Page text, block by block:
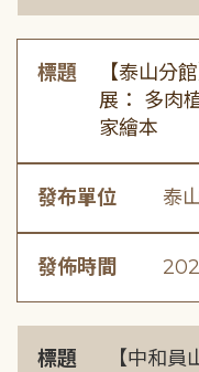
標題
【泰山分
展： 多肉
家繪本
發布單位 泰
發佈時間
標題
【中和